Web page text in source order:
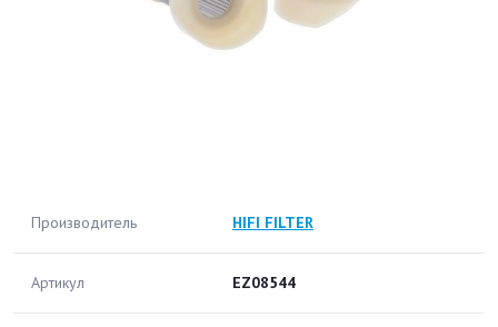
Производитель HIFI FILTER
Артикул EZ08544